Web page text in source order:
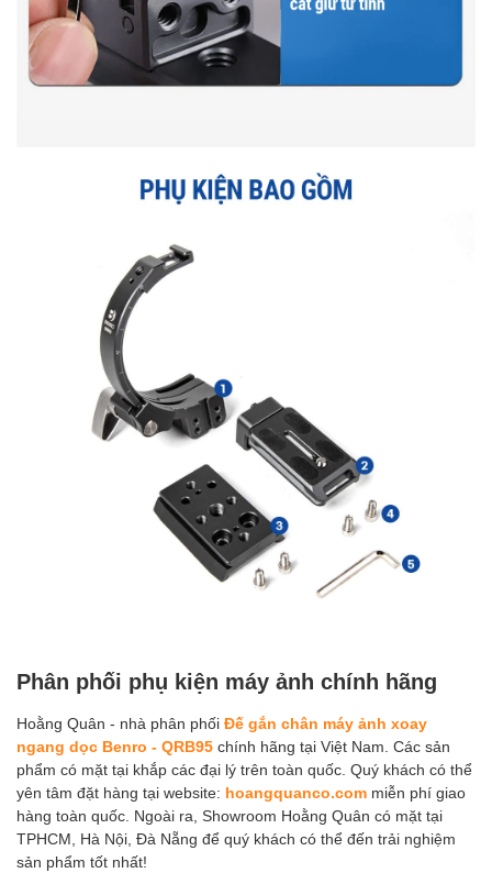
Phân phối phụ kiện máy ảnh chính hãng
Hoằng Quân - nhà phân phối Đế gắn chân máy ảnh xoay
ngang dọc Benro - QRB95 chính hãng tại Việt Nam. Các sản
phẩm có mặt tại khắp các đại lý trên toàn quốc. Quý khách có thể
yên tâm đặt hàng tại website: hoangquanco.com miễn phí giao
hàng toàn quốc. Ngoài ra, Showroom Hoằng Quân có mặt tại
TPHCM, Hà Nội, Đà Nẵng để quý khách có thể đến trải nghiệm
sản phẩm tốt nhất!